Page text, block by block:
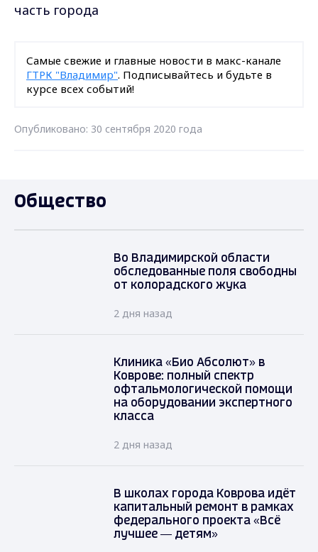
часть города
Самые свежие и главные новости в макс-канале
ГТРК "Владимир". Подписывайтесь и будьте в
курсе всех событий!
Опубликовано: 30 сентября 2020 года
Общество
Во Владимирской области
обследованные поля свободны
от колорадского жука
2 дня назад
Клиника «Био Абсолют» в
Коврове: полный спектр
офтальмологической помощи
на оборудовании экспертного
класса
2 дня назад
В школах города Коврова идёт
капитальный ремонт в рамках
федерального проекта «Всё
лучшее — детям»